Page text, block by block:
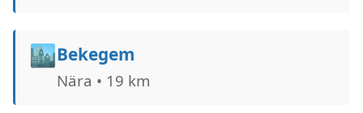
🏙️Bekegem
Nära • 19 km